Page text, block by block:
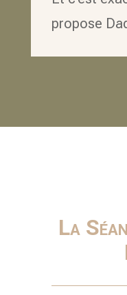
propose
La